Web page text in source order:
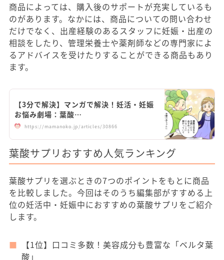
商品によっては、購入後のサポートが充実しているも
のがあります。なかには、商品についての問い合わせ
だけでなく、出産経験のあるスタッフに妊娠・出産の
相談をしたり、管理栄養士や薬剤師などの専門家によ
るアドバイスを受けたりすることができる商品もあり
ます。
【3分で解決】マンガで解決！妊活・妊娠
お悩み劇場：葉酸…
https://mamanoko.jp/articles/30866
葉酸サプリおすすめ人気ランキング
葉酸サプリを選ぶときの7つのポイントをもとに商品
を比較しました。今回はそのうち編集部がすすめる上
位の妊活中・妊娠中におすすめの葉酸サプリをご紹介
します。
【1位】口コミ多数！美容成分も豊富な「ベルタ葉
酸」